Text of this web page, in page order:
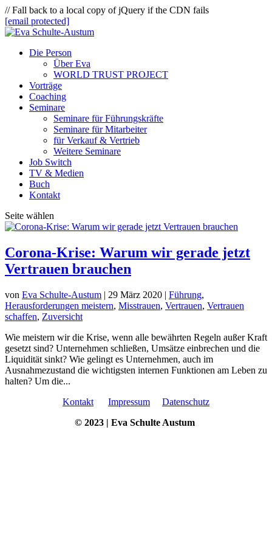
// Fall back to a local copy of jQuery if the CDN fails
[email protected]
Die Person
Über Eva
WORLD TRUST PROJECT
Vorträge
Coaching
Seminare
Seminare für Führungskräfte
Seminare für Mitarbeiter
für Verkauf & Vertrieb
Weitere Seminare
Job Switch
TV & Medien
Buch
Kontakt
Seite wählen
Corona-Krise: Warum wir gerade jetzt
Vertrauen brauchen
von Eva Schulte-Austum | 29 März 2020 | Führung,
Herausforderungen meistern, Misstrauen, Vertrauen, Vertrauen
schaffen, Zuversicht
Wie meistern wir die Krise, wenn alle bewährten Regeln außer Kraft
gesetzt sind? Unternehmen schließen, Umsätze einbrechen und die
Liquidität sinkt? Wie gelingt es Unternehmen, auch im
Ausnahmezustand die wichtigsten internen Funktionen am Leben zu
halten? Um die...
Kontakt
Impressum
Datenschutz
© 2023 | Eva Schulte Austum